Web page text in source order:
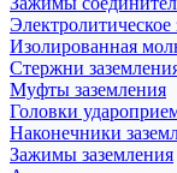
Электролитическое
Изолированная
Стержни
Муфты заземления
Головки
Наконечники
Зажимы заземления